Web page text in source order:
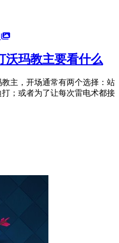
沃玛教主要看什么
主，开场通常有两个选择：站
；或者为了让每次雷电术都接